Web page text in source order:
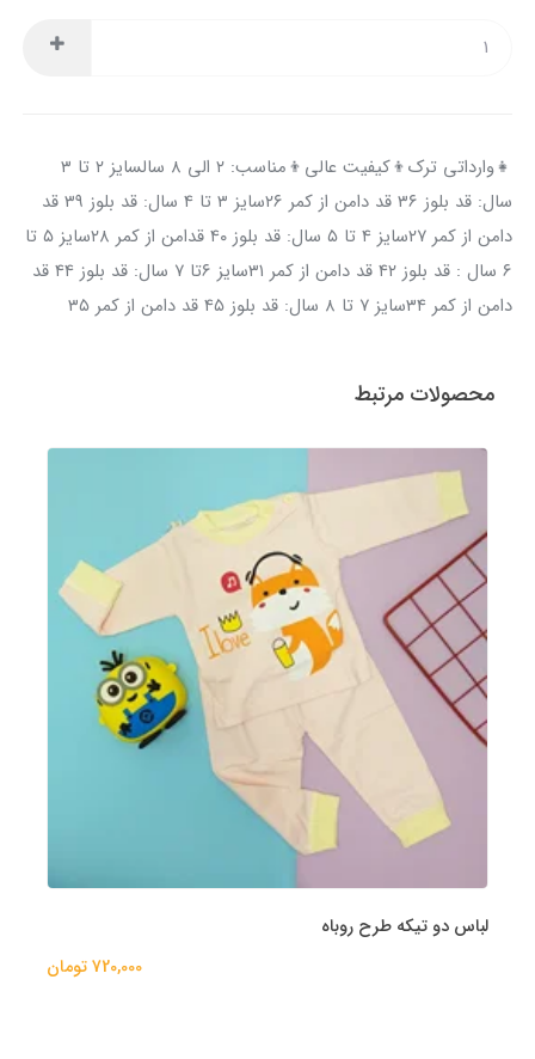
👧وارداتی ترک👦کیفیت عالی👦مناسب: ۲ الی ۸ سالسایز ۲ تا ۳
سال: قد بلوز ۳۶ قد دامن از کمر ۲۶سایز ۳ تا ۴ سال: قد بلوز ۳۹ قد
دامن از کمر ۲۷سایز ۴ تا ۵ سال: قد بلوز ۴۰ قدامن از کمر ۲۸سایز ۵ تا
۶ سال : قد بلوز ۴۲ قد دامن از کمر ۳۱سایز ۶تا ۷ سال: قد بلوز ۴۴ قد
دامن از کمر ۳۴سایز ۷ تا ۸ سال: قد بلوز ۴۵ قد دامن از کمر ۳۵
محصولات مرتبط
لباس دو تیکه طرح روباه
720,000 تومان